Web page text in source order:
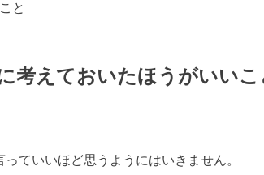
と
考えておいたほうがいいこ
ていいほど思うようにはいきません。